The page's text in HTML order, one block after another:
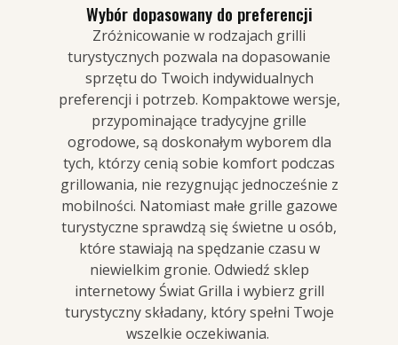
Wybór dopasowany do preferencji
Zróżnicowanie w rodzajach grilli
turystycznych pozwala na dopasowanie
sprzętu do Twoich indywidualnych
preferencji i potrzeb. Kompaktowe wersje,
przypominające tradycyjne grille
ogrodowe, są doskonałym wyborem dla
tych, którzy cenią sobie komfort podczas
grillowania, nie rezygnując jednocześnie z
mobilności. Natomiast małe grille gazowe
turystyczne sprawdzą się świetne u osób,
które stawiają na spędzanie czasu w
niewielkim gronie. Odwiedź sklep
internetowy Świat Grilla i wybierz grill
turystyczny składany, który spełni Twoje
wszelkie oczekiwania.